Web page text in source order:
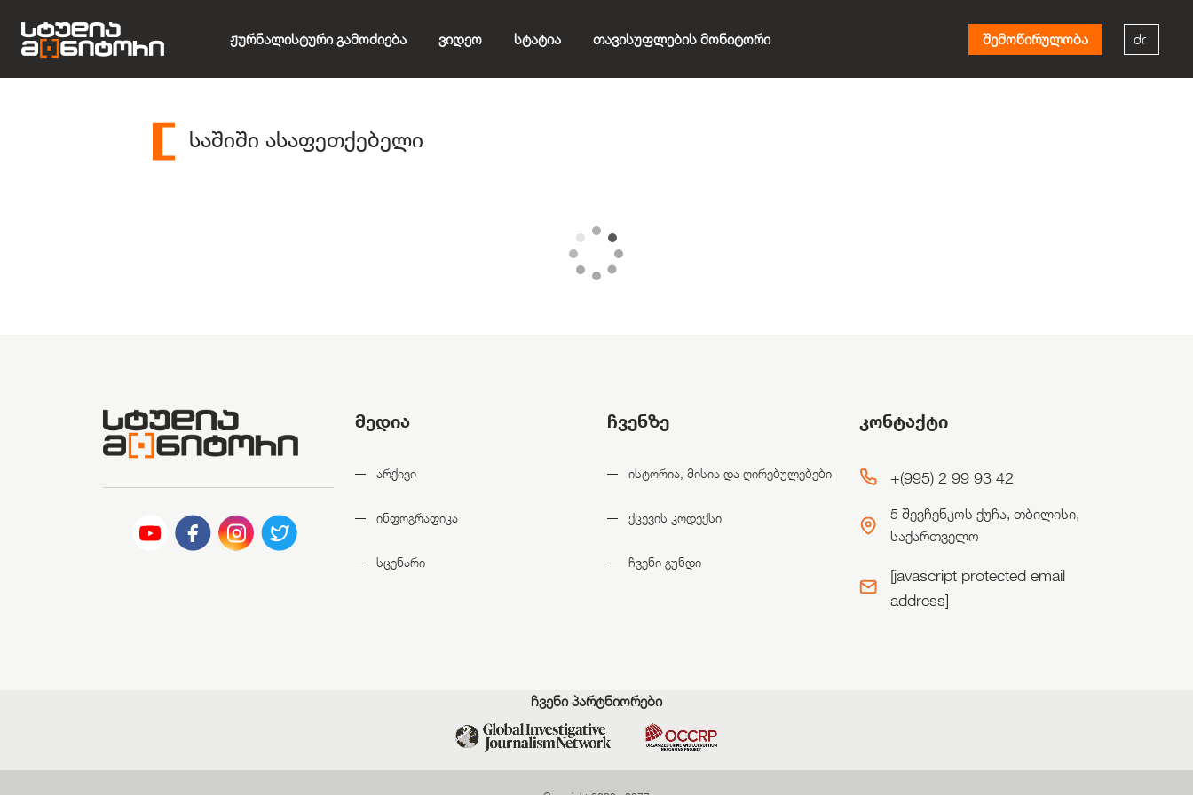
Ჟურნალისტური Გამოძიება Ვიდეო Სტატია Თავისუფლების Მონიტორი შემოწირულობა
საშიში ასაფეთქებელი
მედია
არქივი
ინფოგრაფიკა
სცენარი
ჩვენზე
ისტორია, მისია და ღირებულებები
ქცევის კოდექსი
ჩვენი გუნდი
კონტაქტი
+(995) 2 99 93 42
5 შევჩენკოს ქუჩა, თბილისი,
საქართველო
[javascript protected email
address]
ჩვენი პარტნიორები